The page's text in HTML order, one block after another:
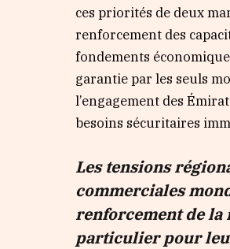
ces priorités de deux
renforcement des
fondements
garantie par les seuls
l’engagement des
besoins sécuritaires
Les tensions
commerciales
renforcement de la
particulier pour